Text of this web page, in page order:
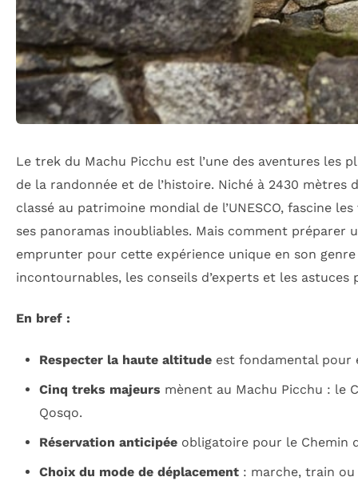
Le trek du Machu Picchu est l’une des aventures
de la randonnée et de l’histoire. Niché à 2430
classé au patrimoine mondial de l’UNESCO, fascine
ses panoramas inoubliables. Mais comment
emprunter pour cette expérience unique en son
incontournables, les conseils d’experts et les
En bref :
Respecter la haute altitudeest fondamental pour
Cinq treks majeurs mènent au Machu Picchu : le
Qosqo.
Réservation anticipéeobligatoire pour le Chemin
Choix du mode de déplacement: marche, train ou